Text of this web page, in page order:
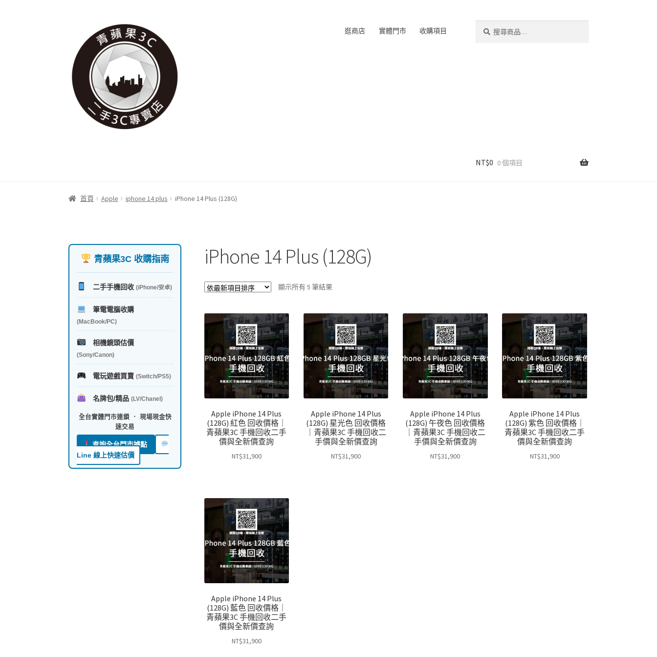
覽
列
要
內
容
逛商店 實體門市 收購項目
NT$0 0 個項目
首頁 Apple iphone 14 plus iPhone 14 Plus (128G)
iPhone 14 Plus (128G)
顯示所有 5 筆結果依
項
目
排
序
Apple iPhone 14 Plus
(128G) 紅色 回收價格｜
青蘋果3C 手機回收二手
價與全新價查詢
NT$31,900
Apple iPhone 14 Plus
(128G) 星光色 回收價格
｜青蘋果3C 手機回收二
手價與全新價查詢
NT$31,900
Apple iPhone 14 Plus
(128G) 午夜色 回收價格
｜青蘋果3C 手機回收二
手價與全新價查詢
NT$31,900
Apple iPhone 14 Plus
(128G) 紫色 回收價格｜
青蘋果3C 手機回收二手
價與全新價查詢
NT$31,900
Apple iPhone 14 Plus
(128G) 藍色 回收價格｜
青蘋果3C 手機回收二手
價與全新價查詢
NT$31,900
青蘋果3C 收購指南
二手手機回收 (iPhone/安卓)
筆電電腦收購
(MacBook/PC)
相機鏡頭估價
(Sony/Canon)
電玩遊戲買賣 (Switch/PS5)
名牌包/精品 (LV/Chanel)
全台實體門市連鎖 ． 現場現金快
速交易
查詢全台門市據點
Line 線上快速估價